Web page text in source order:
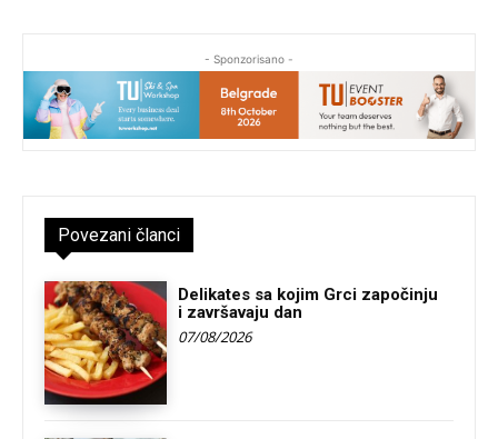
- Sponzorisano -
Povezani članci
Delikates sa kojim Grci započinju
i završavaju dan
07/08/2026